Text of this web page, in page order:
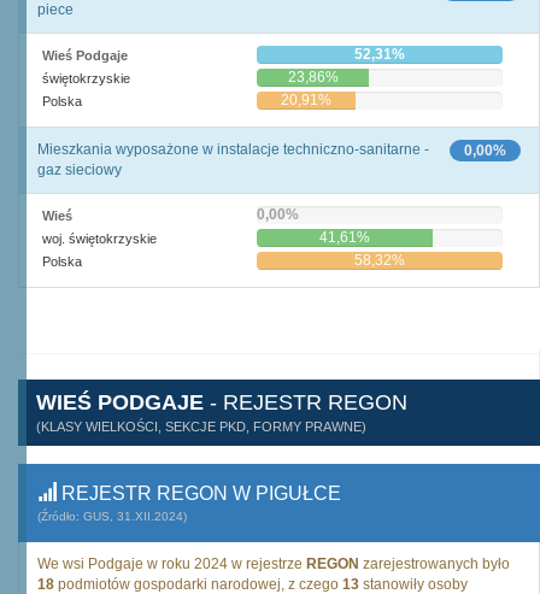
piece
Wieś Podgaje 52,31%
świętokrzyskie 23,86%
Polska 20,91%
0,00%
Mieszkania wyposażone w instalacje techniczno-sanitarne -
gaz sieciowy
Wieś 0,00%
woj. świętokrzyskie 41,61%
Polska 58,32%
WIEŚ PODGAJE - REJESTR REGON
(KLASY WIELKOŚCI, SEKCJE PKD, FORMY PRAWNE)
REJESTR REGON W PIGUŁCE
(Źródło: GUS, 31.XII.2024)
We wsi Podgaje w roku 2024 w rejestrze REGON zarejestrowanych było
18 podmiotów gospodarki narodowej, z czego 13 stanowiły osoby